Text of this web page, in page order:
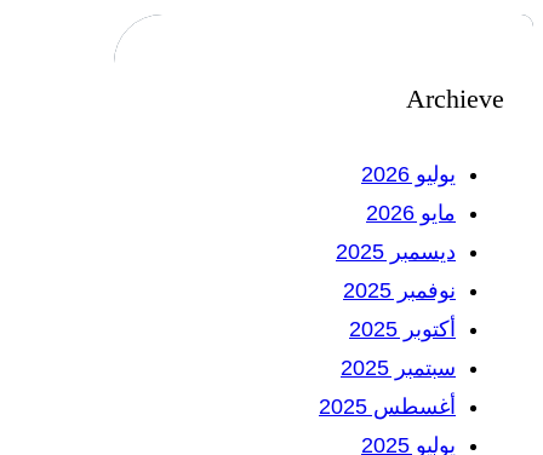
Archieve
يوليو 2026
مايو 2026
ديسمبر 2025
نوفمبر 2025
أكتوبر 2025
سبتمبر 2025
أغسطس 2025
يوليو 2025